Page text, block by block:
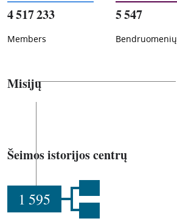
4 517 233
Members
5 547
Bendruomenių
Misijų
Šeimos istorijos centrų
1 595